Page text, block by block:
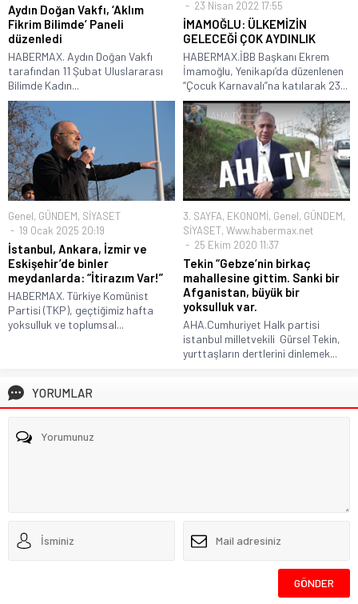
Aydın Doğan Vakfı, ‘Aklım
Fikrim Bilimde’ Paneli
düzenledi
HABERMAX. Aydın Doğan Vakfı
tarafından 11 Şubat Uluslararası
Bilimde Kadın...
23 Nisan 2022 17:55
İMAMOĞLU: ÜLKEMİZİN
GELECEĞİ ÇOK AYDINLIK
HABERMAX.İBB Başkanı Ekrem
İmamoğlu, Yenikapı’da düzenlenen
“Çocuk Karnavalı”na katılarak 23...
Genel, GÜNDEM, SİYASET
19 Ocak 2025 20:19
İstanbul, Ankara, İzmir ve
Eskişehir’de binler
meydanlarda: “İtirazım Var!”
HABERMAX. Türkiye Komünist
Partisi (TKP), geçtiğimiz hafta
yoksulluk ve toplumsal...
3. SAYFA, EKONOMİ, Genel, GÜNDEM,
SİYASET, Www.habermax.net
25 Ekim 2020 11:37
Tekin “Gebze’nin birkaç
mahallesine gittim. Sanki bir
Afganistan, büyük bir
yoksulluk var.
AHA.Cumhuriyet Halk partisi
istanbul milletvekili Gürsel Tekin,
yurttaşların dertlerini dinlemek...
YORUMLAR